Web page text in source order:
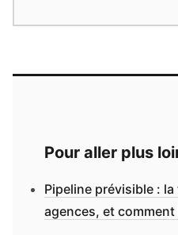
Pour aller plus
Pipeline prévisible :
agences, et